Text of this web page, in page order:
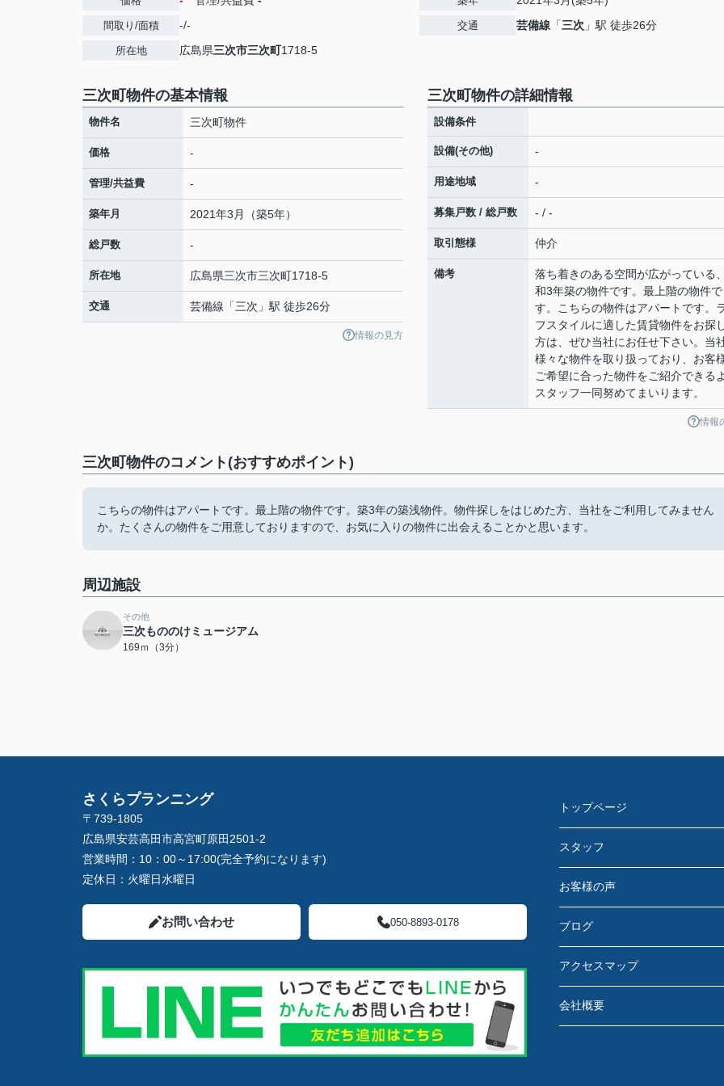
間取り/面積 -/-
所在地 広島県三次市三次町1718-5
交通 芸備線 「三次 」駅 徒歩26分
三次町物件の基本情報
物件名 三次町物件
価格 -
管理/共益費 -
築年月 2021年3月（築5年）
総戸数 -
所在地 広島県三次市三次町1718-5
交通 芸備線 「三次 」駅 徒歩26分
情報の見方
三次町物件の詳細情報
設備条件
設備(その他) -
用途地域 -
募集戸数 / 総戸数 - / -
取引態様 仲介
備考
落ち着きのある空間が広がっている
和3年築の物件です。最上階の物件で
す。こちらの物件はアパートです。
フスタイルに適した賃貸物件をお探
方は、ぜひ当社にお任せ下さい。当
様々な物件を取り扱っており、お客
ご希望に合った物件をご紹介できる
スタッフ一同努めてまいります。
情報
三次町物件のコメント(おすすめポイント)
こちらの物件はアパートです。最上階の物件です。築3年の築浅物件。物件探しをはじめた方、当社をご利用してみません
か。たくさんの物件をご用意しておりますので、お気に入りの物件に出会えることかと思います。
周辺施設
その他
三次もののけミュージアム
169ｍ（3分）
さくらプランニング
〒739-1805
広島県安芸高田市高宮町原田2501-2
営業時間： 10：00～17:00(完全予約になります)
定休日： 火曜日水曜日
お問い合わせ 050-8893-0178
トップページ
スタッフ
お客様の声
ブログ
アクセスマップ
会社概要